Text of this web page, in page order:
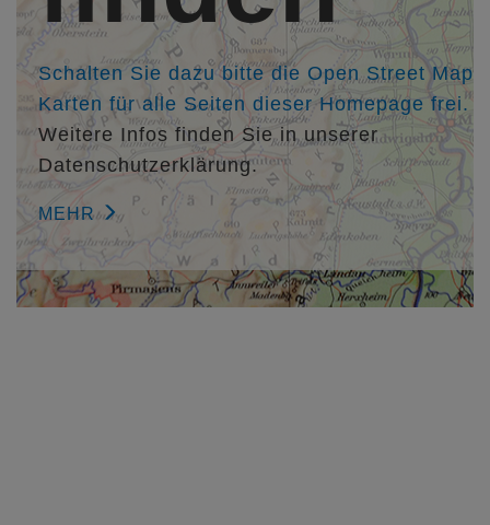
Mitarbeiter/in:
Architekt Dipl.-Ing. Rene Friedl
Schalten Sie dazu bitte die Open Street Map
Karten für alle Seiten dieser Homepage frei.
Weitere Infos finden Sie in unserer
Datenschutzerklärung.
MEHR